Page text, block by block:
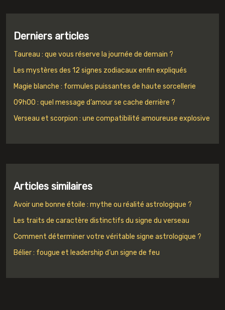
Derniers articles
Taureau : que vous réserve la journée de demain ?
Les mystères des 12 signes zodiacaux enfin expliqués
Magie blanche : formules puissantes de haute sorcellerie
09h00 : quel message d’amour se cache derrière ?
Verseau et scorpion : une compatibilité amoureuse explosive
Articles similaires
Avoir une bonne étoile : mythe ou réalité astrologique ?
Les traits de caractère distinctifs du signe du verseau
Comment déterminer votre véritable signe astrologique ?
Bélier : fougue et leadership d’un signe de feu